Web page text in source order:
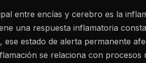
entre encías y cerebro es la
una respuesta inflamatoria
ese estado de alerta permanente
se relaciona con